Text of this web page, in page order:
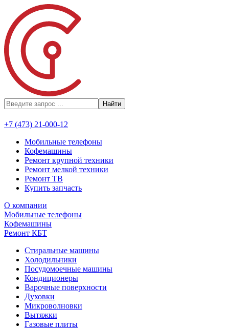
Найти
+7 (473) 21-000-12
Мобильные телефоны
Кофемашины
Ремонт крупной техники
Ремонт мелкой техники
Ремонт ТВ
Купить запчасть
О компании
Мобильные телефоны
Кофемашины
Ремонт КБТ
Стиральные машины
Холодильники
Посудомоечные машины
Кондиционеры
Варочные поверхности
Духовки
Микроволновки
Вытяжки
Газовые плиты